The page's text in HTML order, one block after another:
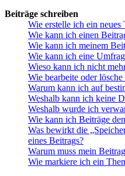
Beiträge schreiben
Wie erstelle ich ein
Wie kann ich einen
Wie kann ich meinem
Wie kann ich eine
Wieso kann ich nicht
Wie bearbeite oder
Warum kann ich auf
Weshalb kann ich keine
Weshalb wurde ich
Wie kann ich Beiträge
Was bewirkt die
eines Beitrags?
Warum muss mein
Wie markiere ich ein